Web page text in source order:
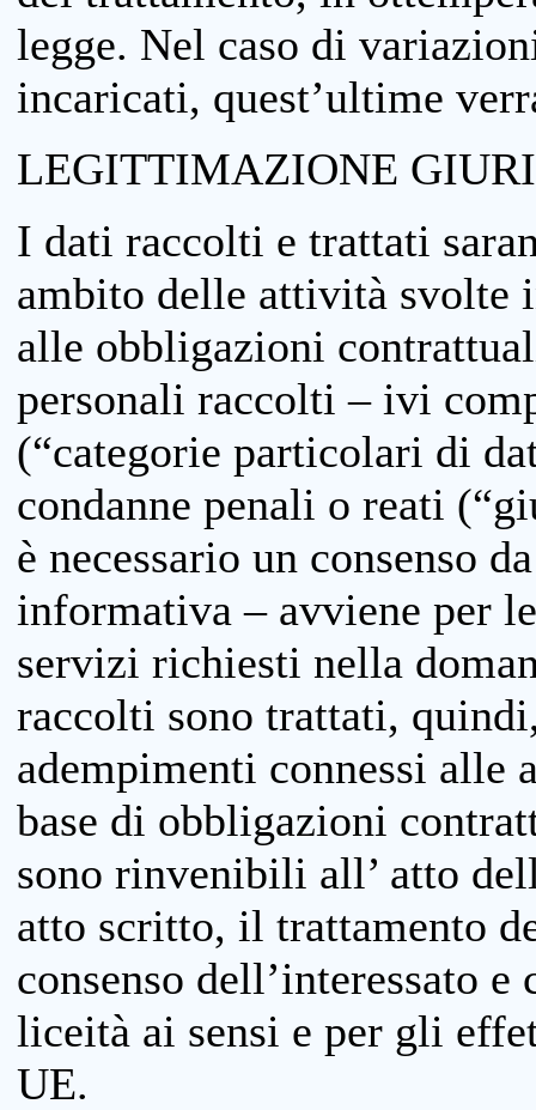
legge. Nel caso di
incaricati, quest’ultime
LEGITTIMAZIONE
I dati raccolti e trattati
ambito delle attività svolte
alle obbligazioni
personali raccolti – ivi
(“categorie particolari di
condanne penali o reati
è necessario un consenso
informativa – avviene per
servizi richiesti nella
raccolti sono trattati,
adempimenti connessi
base di obbligazioni
sono rinvenibili all’ atto
atto scritto, il trattamento
consenso dell’interessato
liceità ai sensi e per gli
UE.